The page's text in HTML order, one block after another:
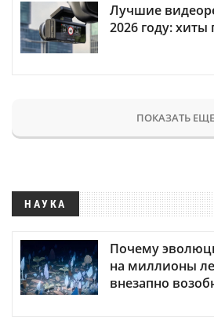
Лучшие
2026 году:
ПОКАЗАТЬ ЕЩЕ
НАУКА
Почему
на миллионы
внезапно